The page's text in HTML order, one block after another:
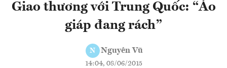
Giao thương với Trung Quốc: “Áo
giáp đang rách”
N Nguyên Vũ
14:04, 08/06/2015